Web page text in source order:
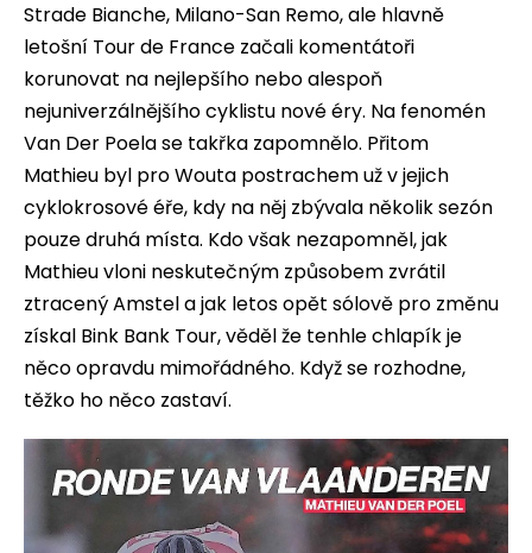
Strade Bianche, Milano-San Remo, ale hlavně
letošní Tour de France začali komentátoři
korunovat na nejlepšího nebo alespoň
nejuniverzálnějšího cyklistu nové éry. Na fenomén
Van Der Poela se takřka zapomnělo. Přitom
Mathieu byl pro Wouta postrachem už v jejich
cyklokrosové éře, kdy na něj zbývala několik sezón
pouze druhá místa. Kdo však nezapomněl, jak
Mathieu vloni neskutečným způsobem zvrátil
ztracený Amstel a jak letos opět sólově pro změnu
získal Bink Bank Tour, věděl že tenhle chlapík je
něco opravdu mimořádného. Když se rozhodne,
těžko ho něco zastaví.